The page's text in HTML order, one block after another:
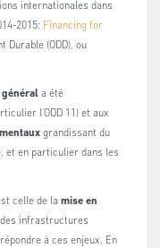
internationales dans
2015: Financing for
Durable (ODD), ou
général a été
l'ODD 11) et aux
grandissant du
et en particulier dans les
celle de la mise en
infrastructures
à ces enjeux. En